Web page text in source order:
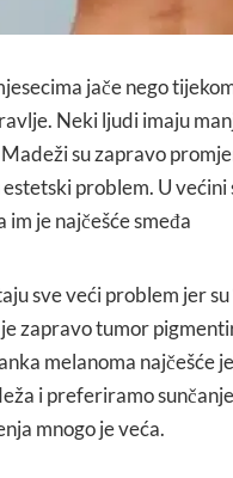
jače nego
Neki ljudi imaju
su zapravo
problem. U većini
je najčešće smeđa
sve veći problem jer su
zapravo tumor
melanoma najčešće
i preferiramo
mnogo je veća.